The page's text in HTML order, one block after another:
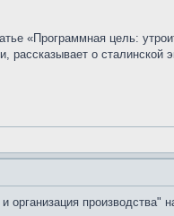
«Программная цель:
о сталинской
производства"